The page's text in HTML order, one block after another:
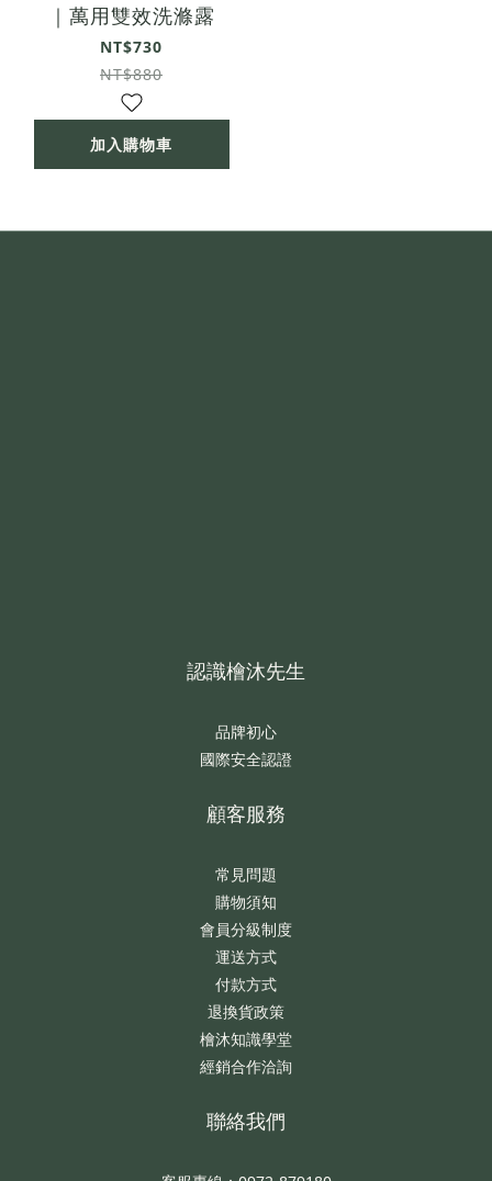
｜萬用雙效洗滌露
NT$730
NT$880
加入購物車
認識檜沐先生
品牌初心
國際安全認證
顧客服務
常見問題
購物須知
會員分級制度
運送方式
付款方式
退換貨政策
檜沐知識學堂
經銷合作洽詢
聯絡我們